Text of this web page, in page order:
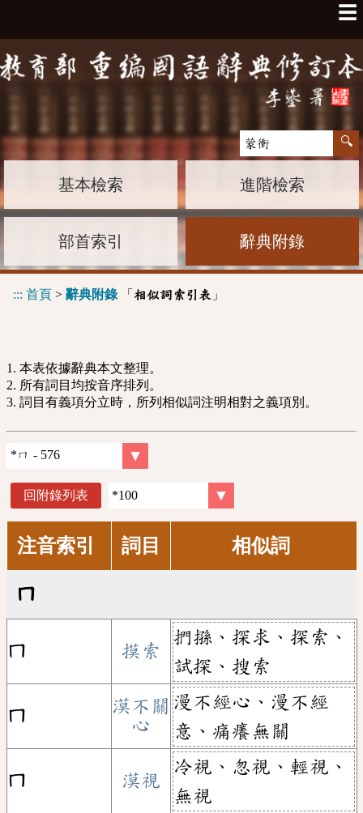
☰
基本檢索 進階檢索
部首索引 辭典附錄
::: 首頁 > 辭典附錄「 相似詞索引表 」
1. 本表依據辭典本文整理。
2. 所有詞目均按音序排列。
3. 詞目有義項分立時，所列相似詞注明相對之義項別。
回附錄列表
注音索引 詞目 相似詞
ㄇ
ㄇ 摸索
捫搎、探求、探索、
試探、搜索
ㄇ
漠不關
心
漫不經心、漫不經
意、痛癢無關
ㄇ 漠視
冷視、忽視、輕視、
無視